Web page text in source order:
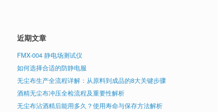
近期文章
FMX-004 静电场测试仪
如何选择合适的防静电服
无尘布生产全流程详解：从原料到成品的8大关键步骤
酒精无尘布冲压全检流程及重要性解析
无尘布沾酒精后能用多久？使用寿命与保存方法解析